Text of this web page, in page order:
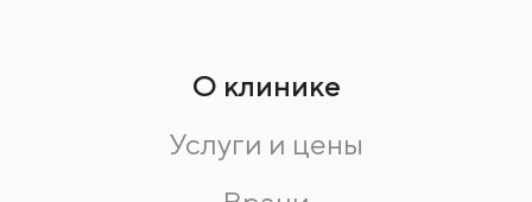
О клинике
Услуги и цены